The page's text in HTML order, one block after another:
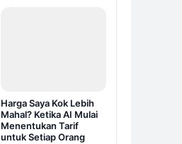
Harga Saya Kok Lebih
Mahal? Ketika AI Mulai
Menentukan Tarif
untuk Setiap Orang